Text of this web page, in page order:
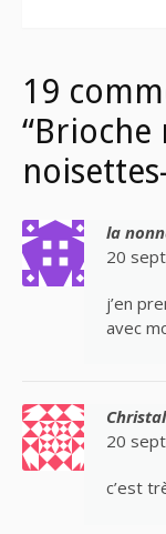
19
“Brioche
la
20
j’en
avec
20
c’est